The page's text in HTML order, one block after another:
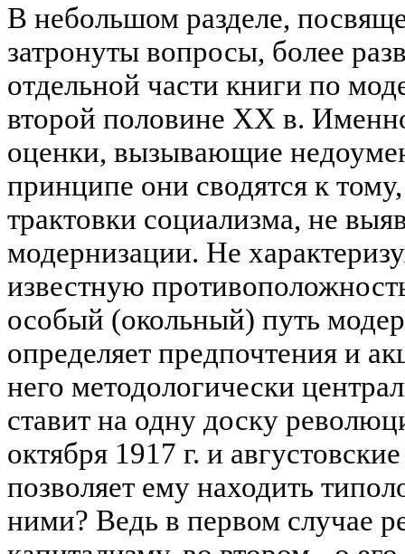
В небольшом разделе,
затронуты вопросы, более
отдельной части книги по
второй половине XX в.
оценки, вызывающие
принципе они сводятся к
трактовки социализма, не
модернизации. Не
известную
особый (окольный) путь
определяет предпочтения и
него методологически
ставит на одну доску
октября 1917 г. и
позволяет ему находить
ними? Ведь в первом случае